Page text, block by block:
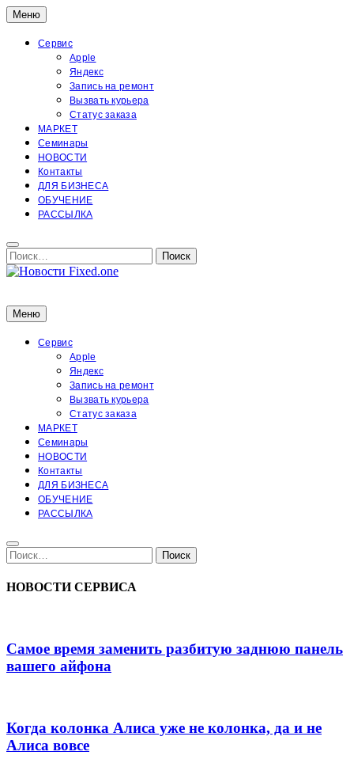
Перейти
к
содержимому
Меню
Сервис
Apple
Яндекс
Запись на ремонт
Вызвать курьера
Статус заказа
МАРКЕТ
Семинары
НОВОСТИ
Контакты
ДЛЯ БИЗНЕСА
ОБУЧЕНИЕ
РАССЫЛКА
Поиск:
Поиск
Новости Fixed.one
Меню
Сервис
Apple
Яндекс
Запись на ремонт
Вызвать курьера
Статус заказа
МАРКЕТ
Семинары
НОВОСТИ
Контакты
ДЛЯ БИЗНЕСА
ОБУЧЕНИЕ
РАССЫЛКА
Поиск:
Поиск
НОВОСТИ СЕРВИСА
Самое время заменить разбитую заднюю панель
вашего айфона
Когда колонка Алиса уже не колонка, да и не
Алиса вовсе